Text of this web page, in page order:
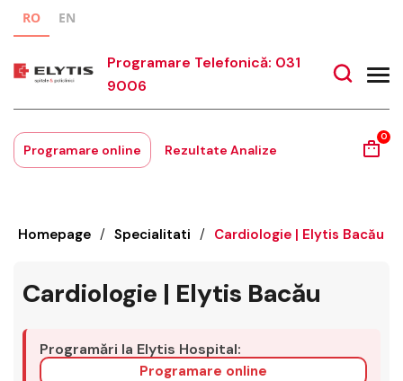
RO EN
Programare Telefonică: 031
9006
Programare online Rezultate Analize
0
Homepage / Specialitati / Cardiologie | Elytis Bacău
Cardiologie | Elytis Bacău
Programări la Elytis Hospital:
Programare online